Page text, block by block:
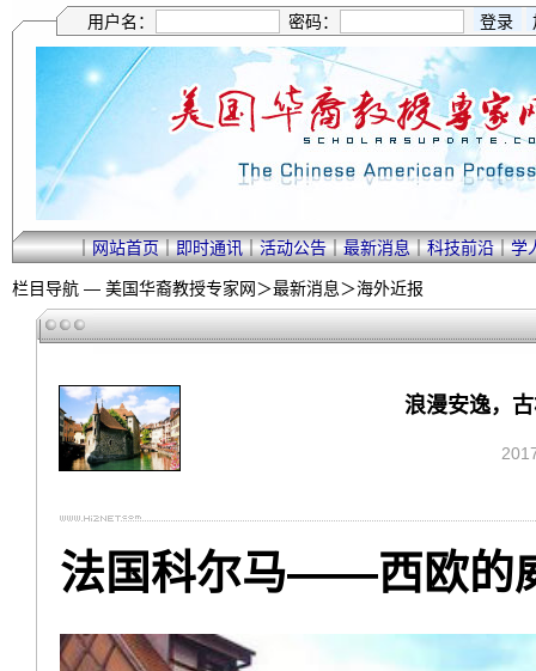
用户名： 密码：
｜网站首页｜即时通讯｜活动公告｜最新消息｜科技前沿｜学
栏目导航 — 美国华裔教授专家网＞最新消息＞海外近报
浪漫安逸，
法国科尔马——西欧的